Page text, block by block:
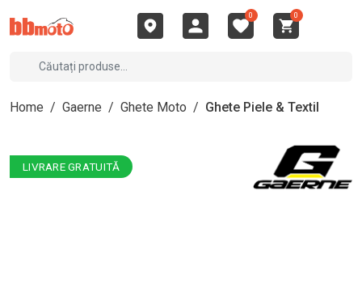
0 0
Home / Gaerne / Ghete Moto / Ghete Piele & Textil
LIVRARE GRATUITĂ